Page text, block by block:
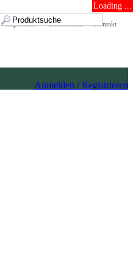
Loading ...
Kontakt
Datenschutz
Impressum
Anmelden / Registrieren